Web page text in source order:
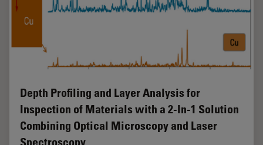
Depth Profiling and Layer Analysis for
Inspection of Materials with a 2-In-1 Solution
Combining Optical Microscopy and Laser
Spectroscopy